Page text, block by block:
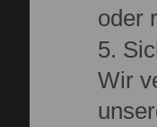
oder
5.
Wir